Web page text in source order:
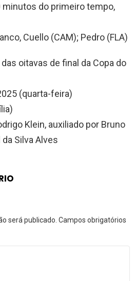
minutos do primeiro tempo,
Cuello (CAM); Pedro (FLA)
oitavas de final da Copa do
(quarta-feira)
Klein, auxiliado por Bruno
Silva Alves
será publicado. Campos obrigatórios